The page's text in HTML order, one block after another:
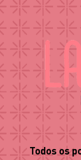
Todos os